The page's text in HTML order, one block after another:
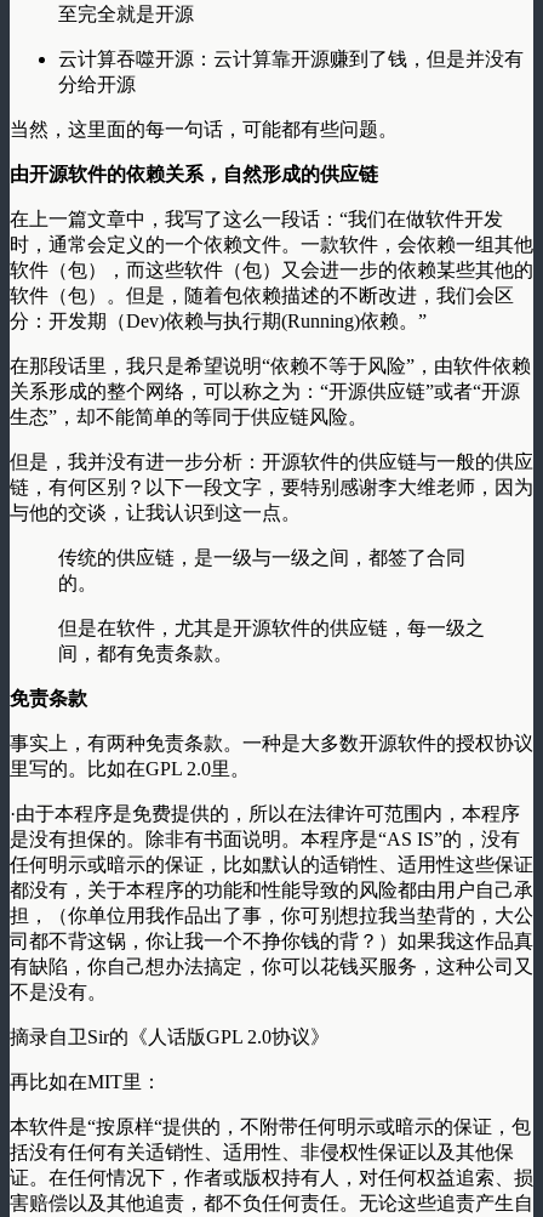
至完全就是开源
云计算吞噬开源：云计算靠开源赚到了钱，但是并没有
分给开源
当然，这里面的每一句话，可能都有些问题。
由开源软件的依赖关系，自然形成的供应链
在上一篇文章中，我写了这么一段话：“我们在做软件开发
时，通常会定义的一个依赖文件。一款软件，会依赖一组其他
软件（包），而这些软件（包）又会进一步的依赖某些其他的
软件（包）。但是，随着包依赖描述的不断改进，我们会区
分：开发期（Dev)依赖与执行期(Running)依赖。”
在那段话里，我只是希望说明“依赖不等于风险”，由软件依赖
关系形成的整个网络，可以称之为：“开源供应链”或者“开源
生态”，却不能简单的等同于供应链风险。
但是，我并没有进一步分析：开源软件的供应链与一般的供应
链，有何区别？以下一段文字，要特别感谢李大维老师，因为
与他的交谈，让我认识到这一点。
传统的供应链，是一级与一级之间，都签了合同
的。
但是在软件，尤其是开源软件的供应链，每一级之
间，都有免责条款。
免责条款
事实上，有两种免责条款。一种是大多数开源软件的授权协议
里写的。比如在GPL 2.0里。
·由于本程序是免费提供的，所以在法律许可范围内，本程序
是没有担保的。除非有书面说明。本程序是“AS IS”的，没有
任何明示或暗示的保证，比如默认的适销性、适用性这些保证
都没有，关于本程序的功能和性能导致的风险都由用户自己承
担，（你单位用我作品出了事，你可别想拉我当垫背的，大公
司都不背这锅，你让我一个不挣你钱的背？）如果我这作品真
有缺陷，你自己想办法搞定，你可以花钱买服务，这种公司又
不是没有。
摘录自卫Sir的《人话版GPL 2.0协议》
再比如在MIT里：
本软件是“按原样“提供的，不附带任何明示或暗示的保证，包
括没有任何有关适销性、适用性、非侵权性保证以及其他保
证。在任何情况下，作者或版权持有人，对任何权益追索、损
害赔偿以及其他追责，都不负任何责任。无论这些追责产生自